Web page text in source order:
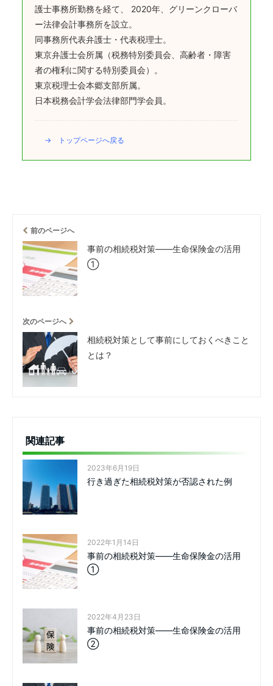
護士事務所勤務を経て、 2020年、グリーンクローバ
ー法律会計事務所を設立。
同事務所代表弁護士・代表税理士。
東京弁護士会所属（税務特別委員会、高齢者・障害
者の権利に関する特別委員会）。
東京税理士会本郷支部所属。
日本税務会計学会法律部門学会員。
→ トップページへ戻る
前のページへ
事前の相続税対策――生命保険金の活用
①
次のページへ
相続税対策として事前にしておくべきこと
とは？
関連記事
2023年6月19日
行き過ぎた相続税対策が否認された例
2022年1月14日
事前の相続税対策――生命保険金の活用
①
2022年4月23日
事前の相続税対策――生命保険金の活用
②